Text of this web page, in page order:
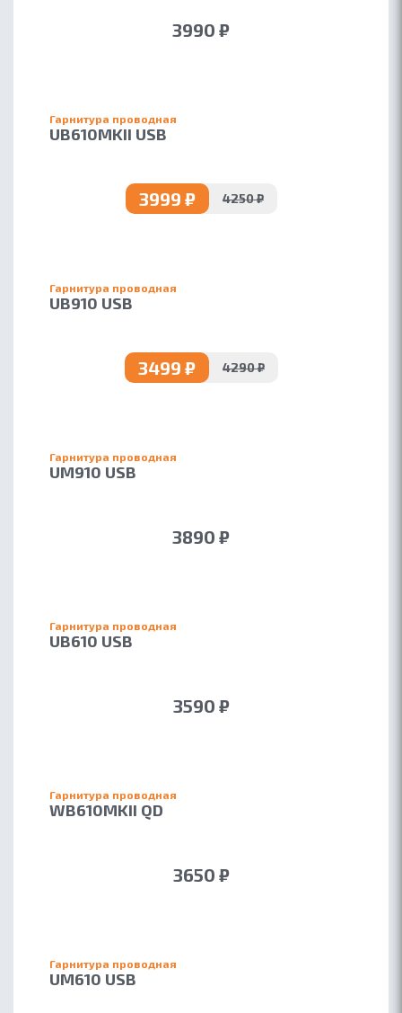
3990 ₽
Гарнитура проводная
UB610MKII USB
3999 ₽ 4250 ₽
Гарнитура проводная
UB910 USB
3499 ₽ 4290 ₽
Гарнитура проводная
UM910 USB
3890 ₽
Гарнитура проводная
UB610 USB
3590 ₽
Гарнитура проводная
WB610MKII QD
3650 ₽
Гарнитура проводная
UM610 USB